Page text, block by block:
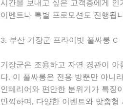
시간을 보내고 싶은 고객층에게
이벤트나 특별 프로모션도 진행됩
3. 부산 기장군 프라이빗 풀싸롱 C
기장군은 조용하고 자연 경관이
다. 이 풀싸롱은 전용 방뿐만 아니
인테리어와 편안한 분위기가 특징
만끽하며, 다양한 이벤트와 맞춤